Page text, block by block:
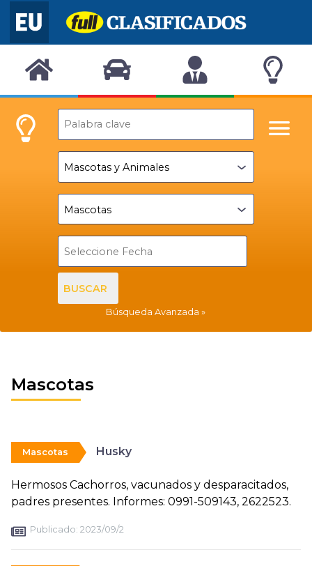
BUSCAR
Búsqueda Avanzada
Mascotas
Mascotas Husky
Hermosos Cachorros, vacunados y desparacitados,
padres presentes. Informes: 0991-509143, 2622523.
Publicado: 2023/09/2